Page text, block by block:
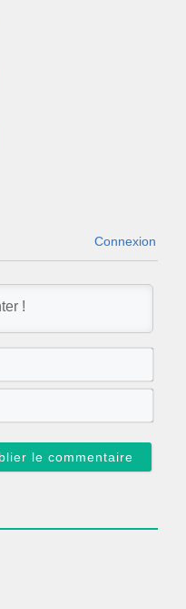
Connexion
N
m
E